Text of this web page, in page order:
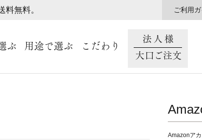
無料。 ご利用
ぶ 用途で選ぶ こだわり
法人様
大口ご注文
Amazonア